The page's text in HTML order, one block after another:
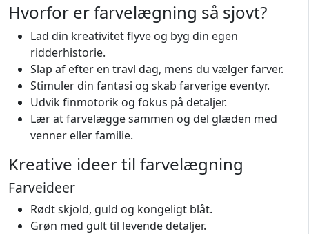
Hvorfor er farvelægning så sjovt?
Lad din kreativitet flyve og byg din egen
ridderhistorie.
Slap af efter en travl dag, mens du vælger farver.
Stimuler din fantasi og skab farverige eventyr.
Udvik finmotorik og fokus på detaljer.
Lær at farvelægge sammen og del glæden med
venner eller familie.
Kreative ideer til farvelægning
Farveideer
Rødt skjold, guld og kongeligt blåt.
Grøn med gult til levende detaljer.